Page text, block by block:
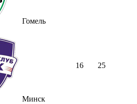
Гомель
Минск
16 25